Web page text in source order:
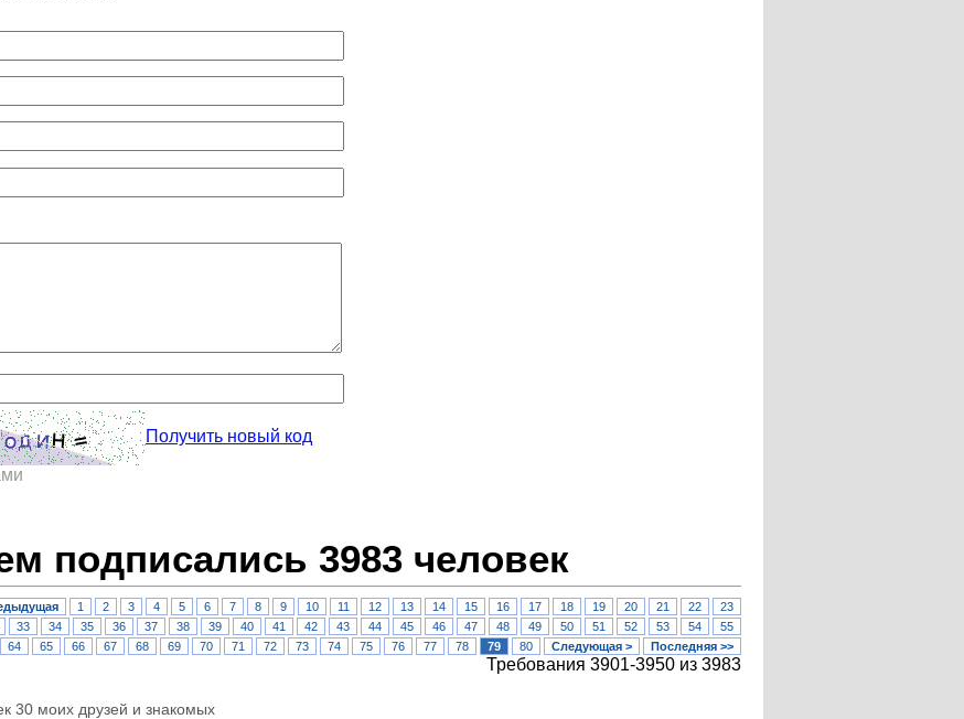
Получить новый код
подписались 3983 человек
1 2 3 4 5 6 7 8 9 10 11 12 13 14 15 16 17 18 19 20 21 22
23
33 34 35 36 37 38 39 40 41 42 43 44 45 46 47 48 49 50 51 52 53 54
55
64 65 66 67 68 69 70 71 72 73 74 75 76 77 78 79 80 Следующая > Последняя >>
Требования 3901-3950 из 3983
30 моих друзей и знакомых